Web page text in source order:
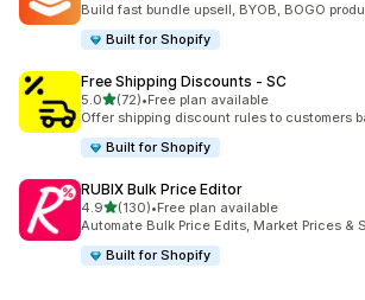
Build fast bundle upsell, BYOB, BOGO
Built for Shopify
Free Shipping Discounts ‑ SC
5.05つ星中
(72)
合計レビュー数：72件
•Free plan available
Offer shipping discount rules to customers
Built for Shopify
RUBIX Bulk Price Editor
4.95つ星中
(130)
合計レビュー数：130件
•Free plan available
Automate Bulk Price Edits, Market Prices &
Built for Shopify